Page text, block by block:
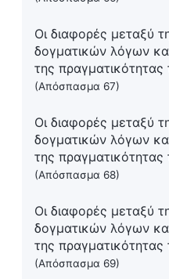
Οι διαφορές μεταξύ
δογματικών λόγων
της πραγματικότητας
(Απόσπασμα 67)
Οι διαφορές μεταξύ
δογματικών λόγων
της πραγματικότητας
(Απόσπασμα 68)
Οι διαφορές μεταξύ
δογματικών λόγων
της πραγματικότητας
(Απόσπασμα 69)